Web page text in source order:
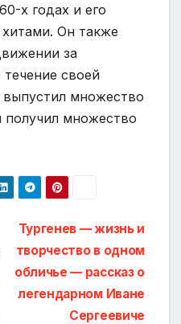
х годах и его
Он также
за
своей
множество
множество
Тургенев — жизнь и
творчество в одном
обличье — рассказ о
легендарном Иване
Сергеевиче